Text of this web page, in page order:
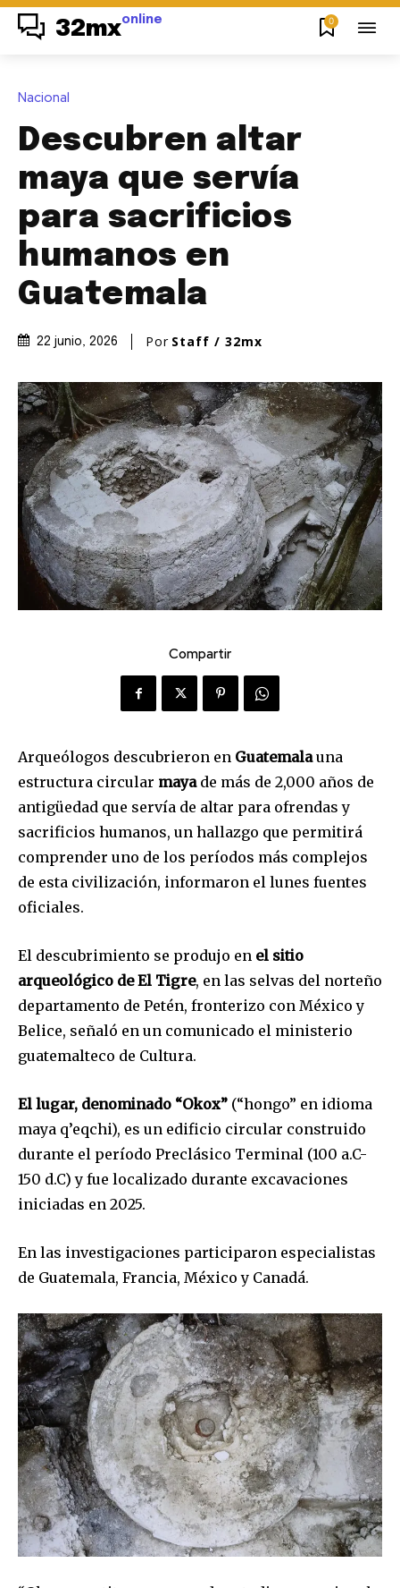
32mxonline 0
Nacional
Descubren altar
maya que servía
para sacrificios
humanos en
Guatemala
22 junio, 2026 Por Staff / 32mx
Compartir
Arqueólogos descubrieron en Guatemalauna
estructura circular mayade más de 2,000 años de
antigüedad que servía de altar para ofrendas y
sacrificios humanos, un hallazgo que permitirá
comprender uno de los períodos más complejos
de esta civilización, informaron el lunes fuentes
oficiales.
El descubrimiento se produjo en el sitio
arqueológico de El Tigre, en las selvas del norteño
departamento de Petén, fronterizo con México y
Belice, señaló en un comunicado el ministerio
guatemalteco de Cultura.
El lugar, denominado “Okox” (“hongo” en idioma
maya q’eqchi), es un edificio circular construido
durante el período Preclásico Terminal (100 a.C-
150 d.C) y fue localizado durante excavaciones
iniciadas en 2025.
En las investigaciones participaron especialistas
de Guatemala, Francia, México y Canadá.